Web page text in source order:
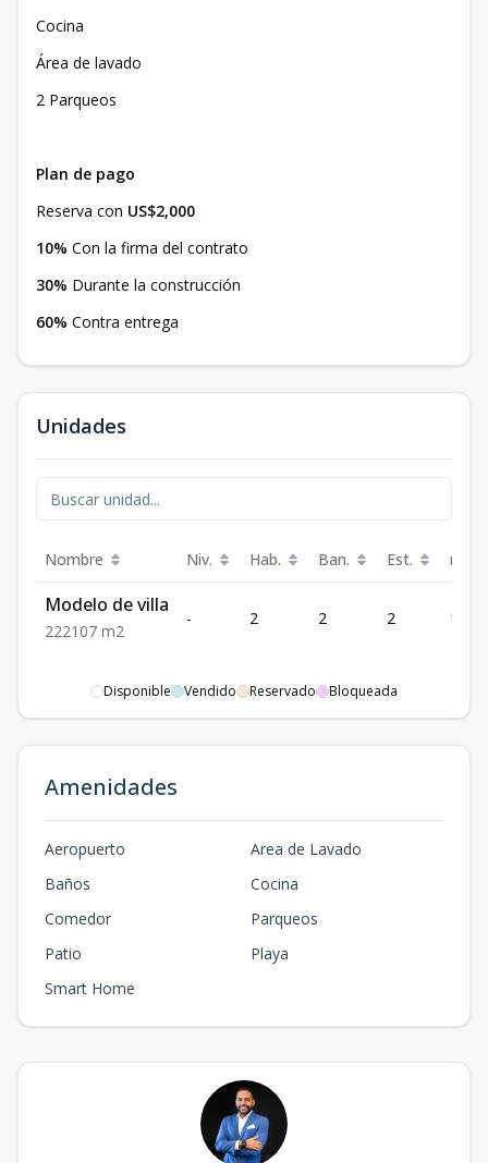
Cocina
Área de lavado
2 Parqueos
Plan de pago
Reserva con US$2,000
10% Con la firma del contrato
30% Durante la construcción
60% Contra entrega
Unidades
Nombre Niv. Hab. Ban. Est. m²
Modelo de villa
222107 m2
- 2 2 2 107
Disponible Vendido Reservado Bloqueada
Amenidades
Aeropuerto
Area de Lavado
Baños
Cocina
Comedor
Parqueos
Patio
Playa
Smart Home